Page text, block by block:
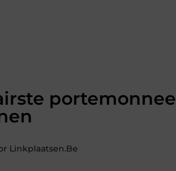
portemonnee
Linkplaatsen.be